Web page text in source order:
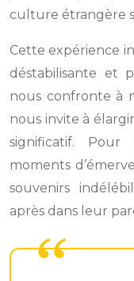
culture étrangère
Cette expérience
déstabilisante et
nous confronte à
nous invite à
significatif. Pour
moments
souvenirs
après dans leur